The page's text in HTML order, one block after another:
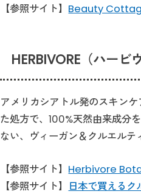
【参照サイト】 Beauty
HERBIVORE（ハービ
アメリカシアトル発のスキン
た処方で、100%天然由来成分
ない、ヴィーガン＆クルエルテ
【参照サイト】 Herbivore
【参照サイト】
日本で買える